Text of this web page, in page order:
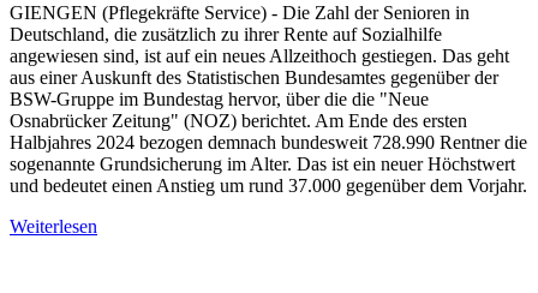
GIENGEN (Pflegekräfte Service) - Die Zahl der Senioren in
Deutschland, die zusätzlich zu ihrer Rente auf Sozialhilfe
angewiesen sind, ist auf ein neues Allzeithoch gestiegen. Das geht
aus einer Auskunft des Statistischen Bundesamtes gegenüber der
BSW-Gruppe im Bundestag hervor, über die die "Neue
Osnabrücker Zeitung" (NOZ) berichtet. Am Ende des ersten
Halbjahres 2024 bezogen demnach bundesweit 728.990 Rentner die
sogenannte Grundsicherung im Alter. Das ist ein neuer Höchstwert
und bedeutet einen Anstieg um rund 37.000 gegenüber dem Vorjahr.
Weiterlesen